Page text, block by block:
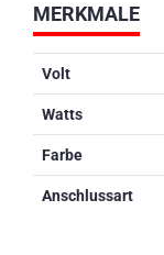
MERKMALE
Volt
Watts
Farbe
Anschlussart